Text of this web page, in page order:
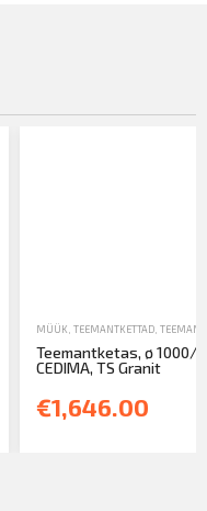
MÜÜK TEEMANTKETTAD,
Teemantketas, ø 1000/
CEDIMA, TS Granit
€1,646.00